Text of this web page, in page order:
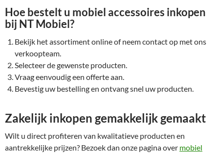
Hoe bestelt u mobiel accessoires inkopen
bij NT Mobiel?
Bekijk het assortiment online of neem contact op met ons
verkoopteam.
Selecteer de gewenste producten.
Vraag eenvoudig een offerte aan.
Bevestig uw bestelling en ontvang snel uw producten.
Zakelijk inkopen gemakkelijk gemaakt
Wilt u direct profiteren van kwalitatieve producten en
aantrekkelijke prijzen? Bezoek dan onze pagina over mobiel